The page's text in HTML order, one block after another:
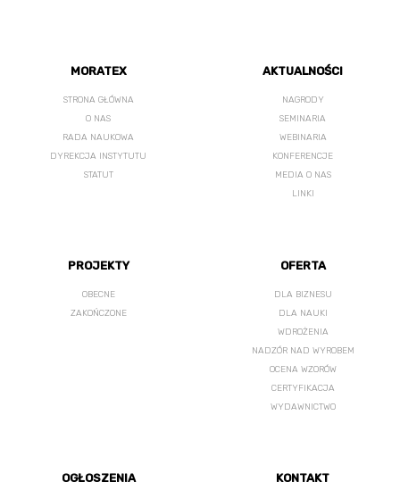
MORATEX
STRONA GŁÓWNA
O NAS
RADA NAUKOWA
DYREKCJA INSTYTUTU
STATUT
AKTUALNOŚCI
NAGRODY
SEMINARIA
WEBINARIA
KONFERENCJE
MEDIA O NAS
LINKI
PROJEKTY
OBECNE
ZAKOŃCZONE
OFERTA
DLA BIZNESU
DLA NAUKI
WDROŻENIA
NADZÓR NAD WYROBEM
OCENA WZORÓW
CERTYFIKACJA
WYDAWNICTWO
OGŁOSZENIA KONTAKT